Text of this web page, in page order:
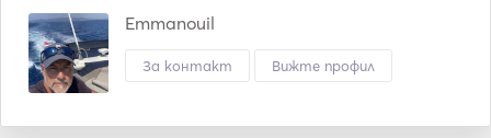
Emmanouil
За контакт Вижте профил